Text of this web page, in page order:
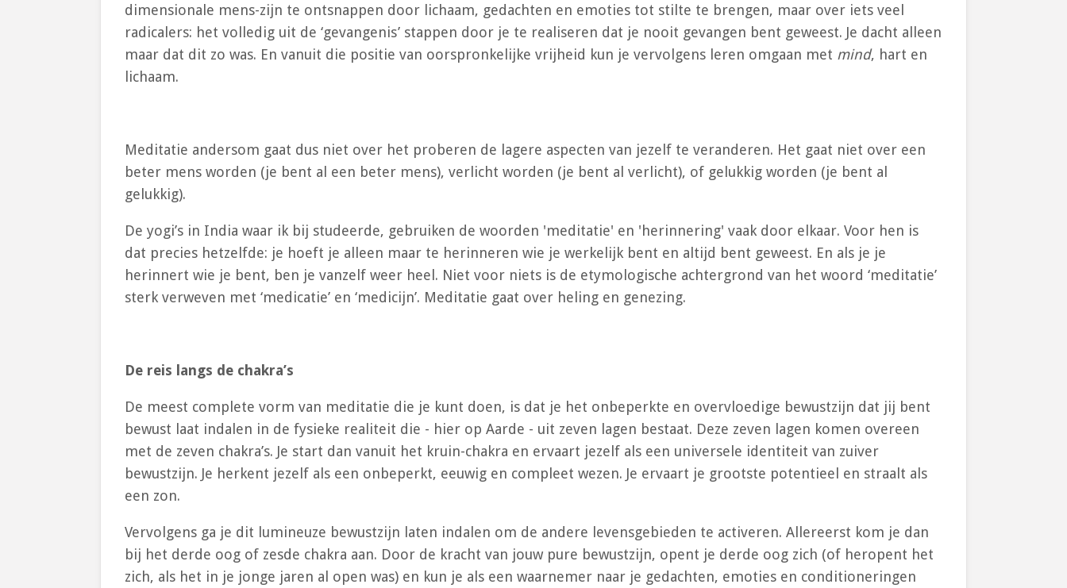
dimensionale mens-zijn te ontsnappen door lichaam, gedachten en emoties tot stilte te brengen, maar over iets veel
radicalers: het volledig uit de ‘gevangenis’ stappen door je te realiseren dat je nooit gevangen bent geweest. Je dacht alleen
maar dat dit zo was. En vanuit die positie van oorspronkelijke vrijheid kun je vervolgens leren omgaan met mind, hart en
lichaam.
Meditatie andersom gaat dus niet over het proberen de lagere aspecten van jezelf te veranderen. Het gaat niet over een
beter mens worden (je bent al een beter mens), verlicht worden (je bent al verlicht), of gelukkig worden (je bent al
gelukkig).
De yogi’s in India waar ik bij studeerde, gebruiken de woorden 'meditatie' en 'herinnering' vaak door elkaar. Voor hen is
dat precies hetzelfde: je hoeft je alleen maar te herinneren wie je werkelijk bent en altijd bent geweest. En als je je
herinnert wie je bent, ben je vanzelf weer heel. Niet voor niets is de etymologische achtergrond van het woord ‘meditatie’
sterk verweven met ‘medicatie’ en ‘medicijn’. Meditatie gaat over heling en genezing.
De reis langs de chakra’s
De meest complete vorm van meditatie die je kunt doen, is dat je het onbeperkte en overvloedige bewustzijn dat jij bent
bewust laat indalen in de fysieke realiteit die - hier op Aarde - uit zeven lagen bestaat. Deze zeven lagen komen overeen
met de zeven chakra’s. Je start dan vanuit het kruin-chakra en ervaart jezelf als een universele identiteit van zuiver
bewustzijn. Je herkent jezelf als een onbeperkt, eeuwig en compleet wezen. Je ervaart je grootste potentieel en straalt als
een zon.
Vervolgens ga je dit lumineuze bewustzijn laten indalen om de andere levensgebieden te activeren. Allereerst kom je dan
bij het derde oog of zesde chakra aan. Door de kracht van jouw pure bewustzijn, opent je derde oog zich (of heropent het
zich, als het in je jonge jaren al open was) en kun je als een waarnemer naar je gedachten, emoties en conditioneringen